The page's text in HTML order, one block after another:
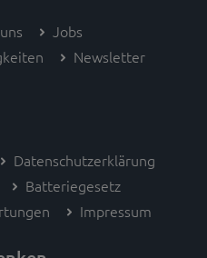
Jobs
Newsletter
Datenschutzerklärung
Batteriegesetz
Impressum